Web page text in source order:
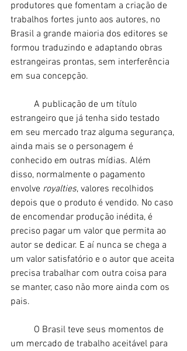
produtores que fomentam a criação de
trabalhos fortes junto aos autores, no
Brasil a grande maioria dos editores se
formou traduzindo e adaptando obras
estrangeiras prontas, sem interferência
em sua concepção.
estrangeiro que já tenha sido testado
em seu mercado traz alguma segurança,
ainda mais se o personagem é
conhecido em outras mídias. Além
disso, normalmente o pagamento
envolve royalties, valores recolhidos
depois que o produto é vendido. No caso
de encomendar produção inédita, é
preciso pagar um valor que permita ao
autor se dedicar. E aí nunca se chega a
um valor satisfatório e o autor que aceita
precisa trabalhar com outra coisa para
se manter, caso não more ainda com os
pais.
um mercado de trabalho aceitável para